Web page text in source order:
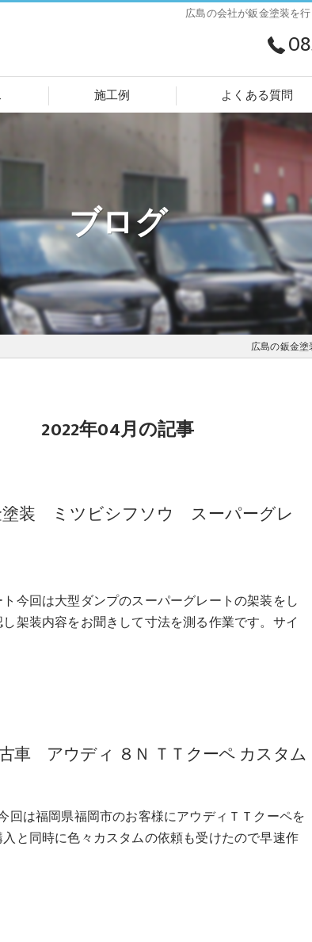
広島の会社が鈑金塗装を
施工例 よくある質問
ブログ
広島の鈑金
2022年04月の記事
塗装 ミツビシフソウ スーパーグレ
今回は大型ダンプのスーパーグレートの架装をし
架装内容をお聞きして寸法を測る作業です。サイ
車 アウディ ８Ｎ ＴＴクーペ カスタム
回は福岡県福岡市のお客様にアウディＴＴクーペを
と同時に色々カスタムの依頼も受けたので早速作